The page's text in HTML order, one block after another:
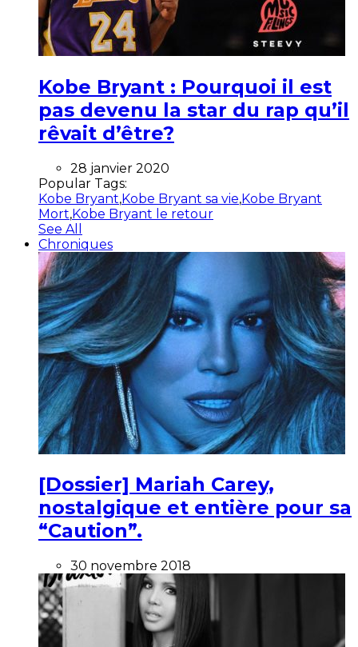
Kobe Bryant : Pourquoi il est
pas devenu la star du rap qu’il
rêvait d’être?
28 janvier 2020
Popular Tags:
Kobe Bryant,Kobe Bryant sa vie,Kobe Bryant
Mort,Kobe Bryant le retour
See All
Chroniques
[Dossier] Mariah Carey,
nostalgique et entière pour sa
“Caution”.
30 novembre 2018